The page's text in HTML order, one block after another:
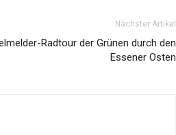
Nächster Artikel
Radtour der Grünen durch den
Essener Osten